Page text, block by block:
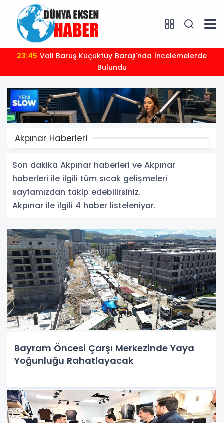
23:45
Bulundu
Akpınar Haberleri
Son dakika Akpınar haberleri ve Akpınar
haberleri ile ilgili tüm sıcak gelişmeleri
sayfamızdan takip edebilirsiniz.
Akpınar ile ilgili 4 haber listeleniyor.
Bayram Öncesi Çarşı Merkezinde Yaya
Yoğunluğu Rahatlayacak